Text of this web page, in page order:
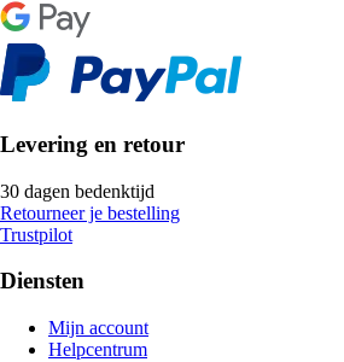
Levering en retour
30 dagen bedenktijd
Retourneer je bestelling
Trustpilot
Diensten
Mijn account
Helpcentrum